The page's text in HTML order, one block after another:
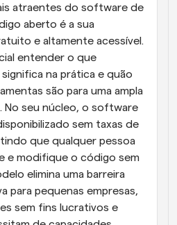
atraentes do software de
aberto é a sua
e altamente acessível.
entender o que
na prática e quão
são para uma ampla
No seu núcleo, o software
sem taxas de
que qualquer pessoa
e modifique o código sem
elimina uma barreira
para pequenas empresas,
sem fins lucrativos e